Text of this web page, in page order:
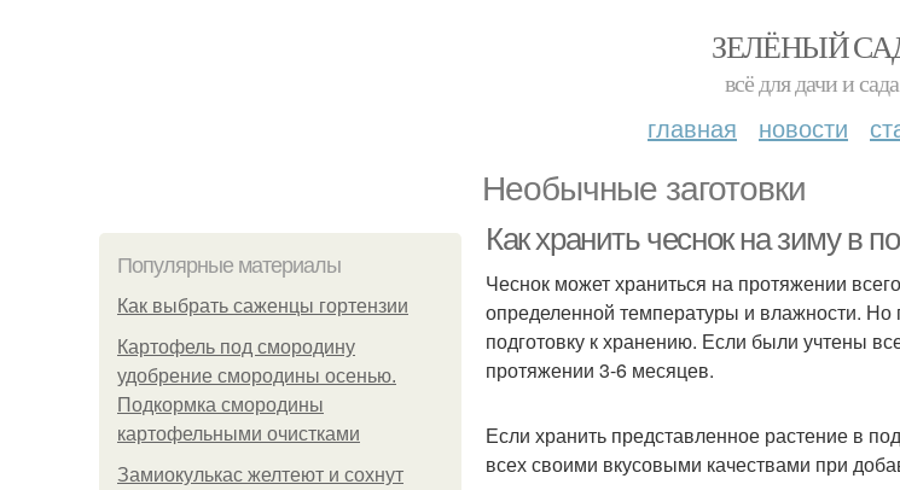
ЗЕЛЁНЫЙ
всё для дачи и сада
главная новости
Необычные заготовки
Популярные материалы
Как выбрать саженцы гортензии
Картофель под смородину
удобрение смородины осенью.
Подкормка смородины
картофельными очистками
Замиокулькас желтеют и сохнут
Как хранить чеснок на зиму в
Чеснок может храниться на протяжении
определенной температуры и влажности. Но
подготовку к хранению. Если были учтены
протяжении 3-6 месяцев.
Если хранить представленное растение в
всех своими вкусовыми качествами при